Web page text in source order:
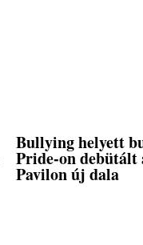
Bullying helyett
Pride-on debütált
Pavilon új dala